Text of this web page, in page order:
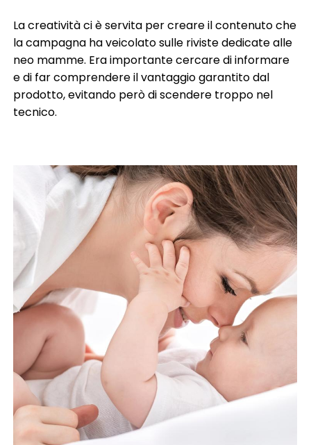
La creatività ci è servita per creare il contenuto che
la campagna ha veicolato sulle riviste dedicate alle
neo mamme. Era importante cercare di informare
e di far comprendere il vantaggio garantito dal
prodotto, evitando però di scendere troppo nel
tecnico.